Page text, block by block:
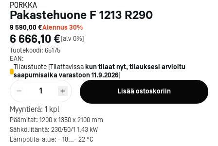
PORKKA
Pakastehuone F 1213 R290
9 590,00 €Alennus30%
6 666,10 €[alv 0%]
Tuotekoodi: 65175
EAN:
Tilaustuote [Tilattavissa kun tilaat nyt, tilauksesi arvioitu
saapumisaika varastoon11.9.2026]
1 Lisää ostoskoriin
Myyntierä: 1 kpl
Päämitat: 1200 x 1350 x 2100 mm
Sähköliitäntä: 230/50/1 1,43 kW
Lämpötila-alue: - 18...- 22 °C